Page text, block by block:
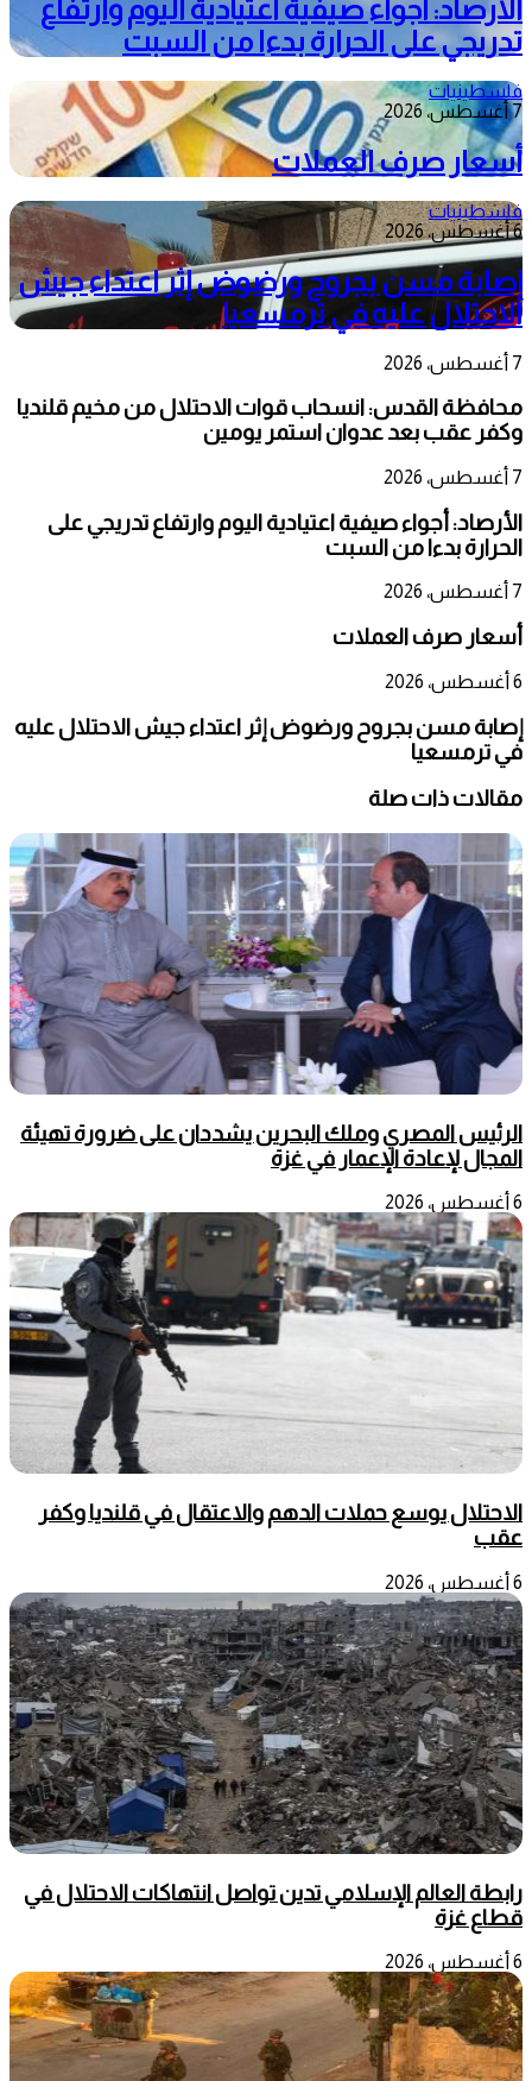
الأرصاد: أجواء صيفية اعتيادية اليوم وارتفاع
تدريجي على الحرارة بدءا من السبت
فلسطينيات
7 أغسطس، 2026
أسعار صرف العملات
فلسطينيات
6 أغسطس، 2026
إصابة مسن بجروح ورضوض إثر اعتداء جيش
الاحتلال عليه في ترمسعيا
7 أغسطس، 2026
محافظة القدس: انسحاب قوات الاحتلال من مخيم قلنديا
وكفر عقب بعد عدوان استمر يومين
7 أغسطس، 2026
الأرصاد: أجواء صيفية اعتيادية اليوم وارتفاع تدريجي على
الحرارة بدءا من السبت
7 أغسطس، 2026
أسعار صرف العملات
6 أغسطس، 2026
إصابة مسن بجروح ورضوض إثر اعتداء جيش الاحتلال عليه
في ترمسعيا
مقالات ذات صلة
الرئيس المصري وملك البحرين يشددان على ضرورة تهيئة
المجال لإعادة الإعمار في غزة
6 أغسطس، 2026
الاحتلال يوسع حملات الدهم والاعتقال في قلنديا وكفر
عقب
6 أغسطس، 2026
رابطة العالم الإسلامي تدين تواصل انتهاكات الاحتلال في
قطاع غزة
6 أغسطس، 2026